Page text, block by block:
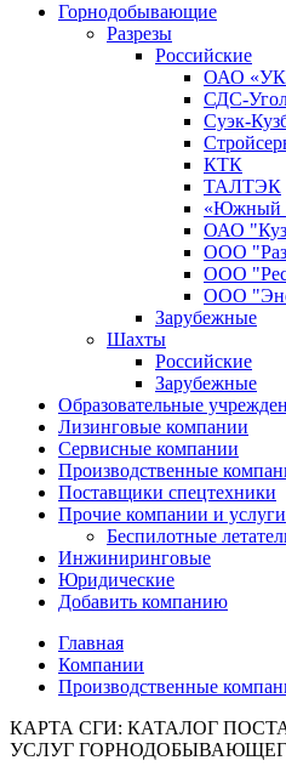
Горнодобывающие
Разрезы
Российские
ОАО «УК
СДС-
Суэк-
КТК
ТАЛТЭК
«Южный
ОАО
ООО
ООО
ООО
Зарубежные
Шахты
Российские
Зарубежные
Образовательные
Лизинговые компании
Сервисные компании
Производственные
Поставщики спецтехники
Прочие компании и услуги
Беспилотные
Инжиниринговые
Юридические
Добавить компанию
Главная
Компании
Производственные
КАРТА СГИ: КАТАЛОГ
УСЛУГ